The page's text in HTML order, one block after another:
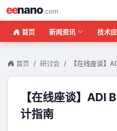
eenano.com
首页 新闻资讯 技术
首页 研讨会 【在线座谈】
【在线座谈】ADI
计指南